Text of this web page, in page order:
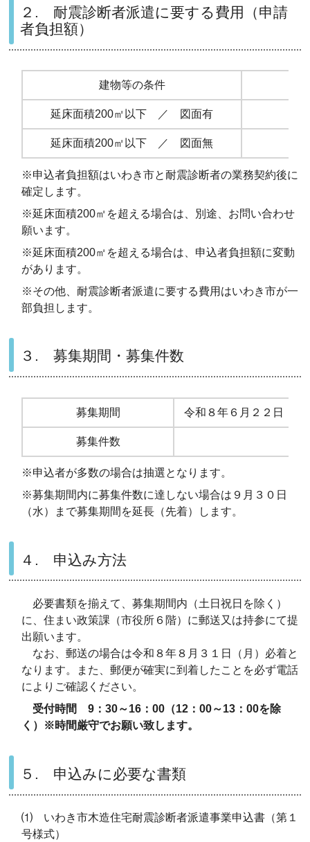
２. 耐震診断者派遣に要する費用（申請
者負担額）
建物等の条件
延床面積200㎡以下 ／ 図面有
延床面積200㎡以下 ／ 図面無
※申込者負担額はいわき市と耐震診断者の業務契約後に
確定します。
※延床面積200㎡を超える場合は、別途、お問い合わせ
願います。
※延床面積200㎡を超える場合は、申込者負担額に変動
があります。
※その他、耐震診断者派遣に要する費用はいわき市が一
部負担します。
３. 募集期間・募集件数
募集期間 令和８年６月２２日（
募集件数
※申込者が多数の場合は抽選となります。
※募集期間内に募集件数に達しない場合は ９月３０日
（水）まで募集期間を延長（先着）します。
４. 申込み方法
必要書類を揃えて、募集期間内（土日祝日を除く）
に、住まい政策課（市役所６階）に郵送又は持参にて提
出願います。
なお、郵送の場合は令和８年８月３１日（月）必着と
なります。また、郵便が確実に到着したことを必ず電話
によりご確認ください。
受付時間 9：30～16：00（12：00～13：00を除
く）※時間厳守でお願い致します。
５. 申込みに必要な書類
⑴ いわき市木造住宅耐震診断者派遣事業申込書（第１
号様式）